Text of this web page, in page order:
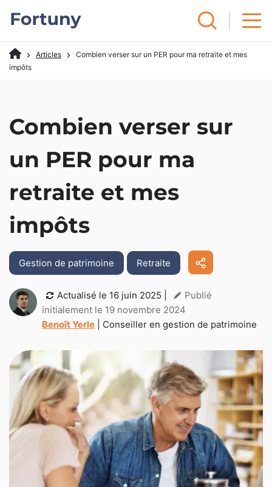
Articles
Combien verser sur un PER pour ma retraite et mes
impôts
Combien verser sur
un PER pour ma
retraite et mes
impôts
Gestion de patrimoine Retraite
Actualisé le 16 juin 2025
Publié
initialement le 19 novembre 2024
Benoît Yerle
| Conseiller en gestion de patrimoine